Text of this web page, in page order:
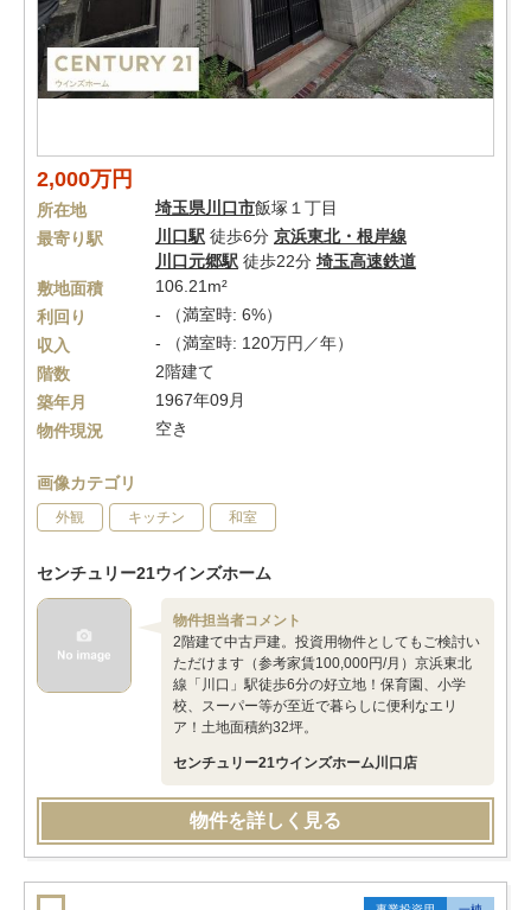
2,000万円
所在地 埼玉県川口市飯塚１丁目
最寄り駅
川口駅 徒歩6分 京浜東北・根岸線
川口元郷駅 徒歩22分 埼玉高速鉄道
敷地面積
106.21m²
利回り
- （満室時: 6%）
収入
- （満室時: 120万円／年）
階数
2階建て
築年月
1967年09月
物件現況
空き
画像カテゴリ
外観 キッチン 和室
センチュリー21ウインズホーム
物件担当者コメント
2階建て中古戸建。投資用物件としてもご検討い
ただけます（参考家賃100,000円/月）京浜東北
線「川口」駅徒歩6分の好立地！保育園、小学
校、スーパー等が至近で暮らしに便利なエリ
ア！土地面積約32坪。
センチュリー21ウインズホーム川口店
物件を詳しく見る